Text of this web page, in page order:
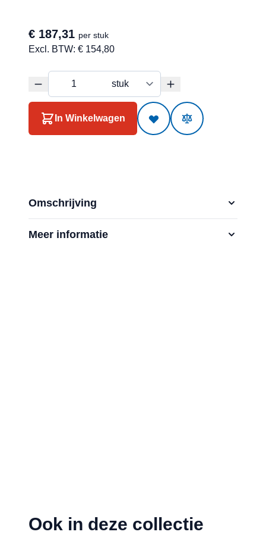
€ 187,31 per stuk
Excl. BTW: € 154,80
In Winkelwagen
Omschrijving
Meer informatie
Ook in deze collectie